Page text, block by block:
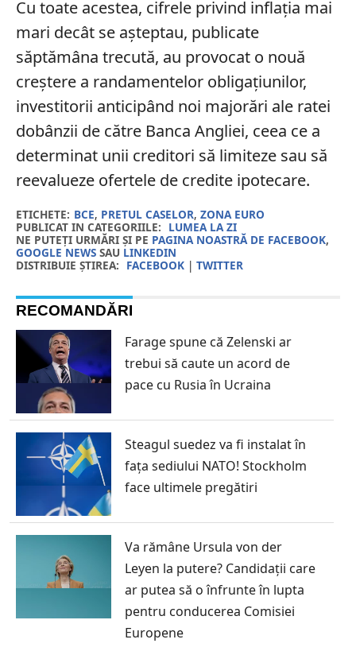
Cu toate acestea, cifrele privind inflația mai
mari decât se așteptau, publicate
săptămâna trecută, au provocat o nouă
creștere a randamentelor obligațiunilor,
investitorii anticipând noi majorări ale ratei
dobânzii de către Banca Angliei, ceea ce a
determinat unii creditori să limiteze sau să
reevalueze ofertele de credite ipotecare.
ETICHETE: BCE, PRETUL CASELOR, ZONA EURO
PUBLICAT IN CATEGORIILE: LUMEA LA ZI
NE PUTEȚI URMĂRI ȘI PE PAGINA NOASTRĂ DE FACEBOOK,
GOOGLE NEWSSAU LINKEDIN
DISTRIBUIE ȘTIREA: FACEBOOK| TWITTER
RECOMANDĂRI
Farage spune că Zelenski ar
trebui să caute un acord de
pace cu Rusia în Ucraina
Steagul suedez va fi instalat în
fața sediului NATO! Stockholm
face ultimele pregătiri
Va rămâne Ursula von der
Leyen la putere? Candidații care
ar putea să o înfrunte în lupta
pentru conducerea Comisiei
Europene